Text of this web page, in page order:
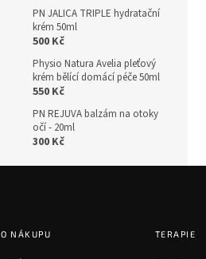
PN JALICA TRIPLE hydratační
krém 50ml
500 Kč
Physio Natura Avelia pleťový
krém bělící domácí péče 50ml
550 Kč
PN REJUVA balzám na otoky
očí - 20ml
300 Kč
O NÁKUPU TERAPIE